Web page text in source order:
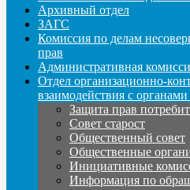
Архивный отдел
ЗАГС
Комиссия по делам
прав
Административная
Отдел организационно-
взаимодействия с
Защита прав
Совет старост
Общественный совет
Общественные
Инициативные
Информация по